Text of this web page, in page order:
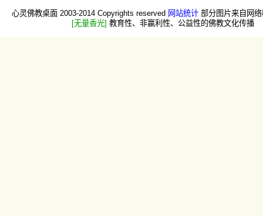
心灵佛教桌面 2003-2014 Copyrights reserved 网站统计 部分图片来自网
[无量香光] 教育性、非赢利性、公益性的佛教文化传